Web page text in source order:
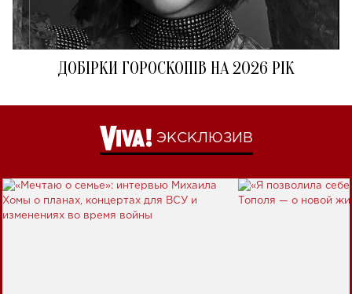
ДОБІРКИ ГОРОСКОПІВ НА 2026 РІК
ЭКСКЛЮЗИВ